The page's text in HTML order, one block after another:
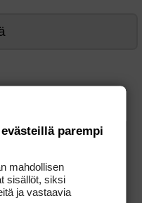
parempi
mahdollisen
sisällöt, siksi
ja vastaavia